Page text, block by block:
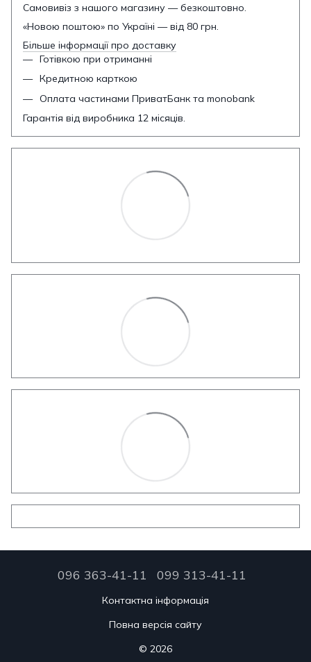
Самовивіз з нашого магазину — безкоштовно.
«Новою поштою» по Україні — від 80 грн.
Більше інформації про доставку
Готівкою при отриманні
Кредитною карткою
Оплата частинами ПриватБанк та monobank
Гарантія від виробника 12 місяців.
096 363-41-11 099 313-41-11
Контактна інформація
Повна версія сайту
© 2026